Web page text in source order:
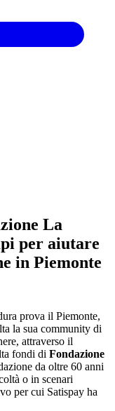
La
per aiutare
in Piemonte
prova il Piemonte,
la sua community di
attraverso il
fondi di Fondazione
da oltre 60 anni
o in scenari
per cui Satispay ha